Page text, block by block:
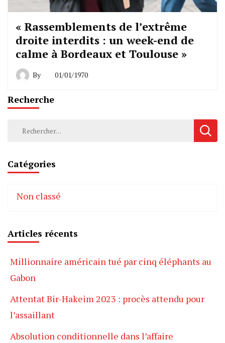
« Rassemblements de l’extrême
droite interdits : un week-end de
calme à Bordeaux et Toulouse »
By 01/01/1970
Recherche
Rechercher :
Catégories
Non classé
Articles récents
Millionnaire américain tué par cinq éléphants au
Gabon
Attentat Bir-Hakeim 2023 : procès attendu pour
l’assaillant
Absolution conditionnelle dans l’affaire